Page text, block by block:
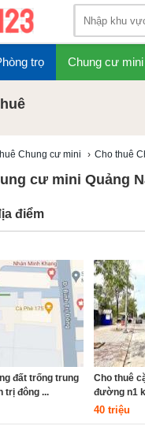
trọ Chung cư mini
Chung cư mini › Cho thuê
cư mini Quảng
điểm
đất trống trung
trị đông ...
Cho thuê
đường n1
40 triệu